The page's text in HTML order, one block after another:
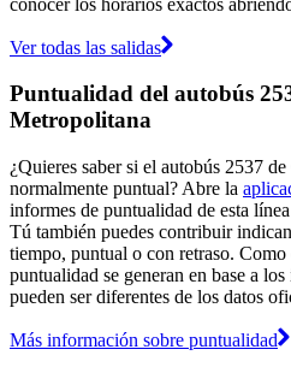
Ver todas las salidas
Puntualidad del autobús
Metropolitana
¿Quieres saber si el autobús 2537
normalmente puntual? Abre la
informes de puntualidad de esta
Tú también puedes contribuir
tiempo, puntual o con retraso. Como
puntualidad se generan en base a
pueden ser diferentes de los datos
Más información sobre puntualidad